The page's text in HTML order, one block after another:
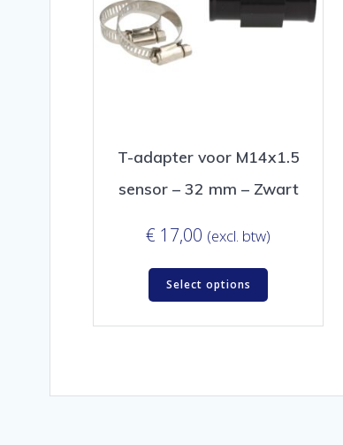
T-adapter voor M14x1.5
sensor – 32 mm – Zwart
€ 17,00 (excl. btw)
Select options